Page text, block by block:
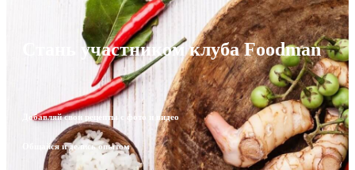
Стань участником клуба Foodman
Добавляй свои рецепты с фото и видео
Общайся и делись опытом